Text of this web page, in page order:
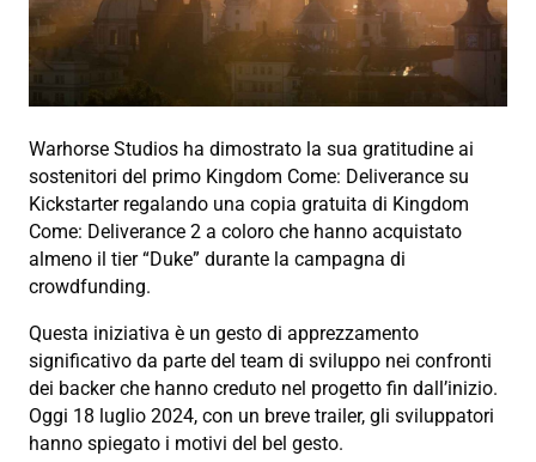
Warhorse Studios ha dimostrato la sua gratitudine ai
sostenitori del primo Kingdom Come: Deliverance su
Kickstarter regalando una copia gratuita di Kingdom
Come: Deliverance 2 a coloro che hanno acquistato
almeno il tier “Duke” durante la campagna di
crowdfunding.
Questa iniziativa è un gesto di apprezzamento
significativo da parte del team di sviluppo nei confronti
dei backer che hanno creduto nel progetto fin dall’inizio.
Oggi 18 luglio 2024, con un breve trailer, gli sviluppatori
hanno spiegato i motivi del bel gesto.